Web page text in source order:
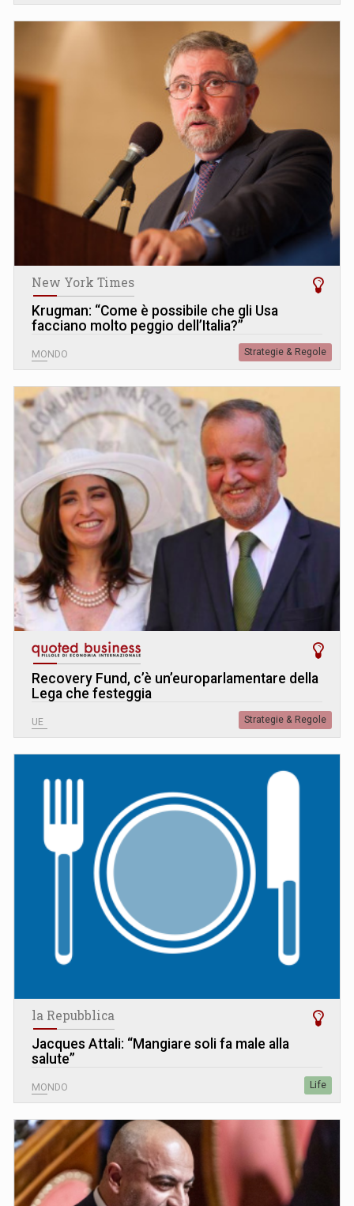
New York Times
Krugman: “Come è possibile che gli Usa
facciano molto peggio dell’Italia?”
MONDO Strategie & Regole
Recovery Fund, c’è un’europarlamentare della
Lega che festeggia
UE Strategie & Regole
la Repubblica
Jacques Attali: “Mangiare soli fa male alla
salute”
MONDO Life